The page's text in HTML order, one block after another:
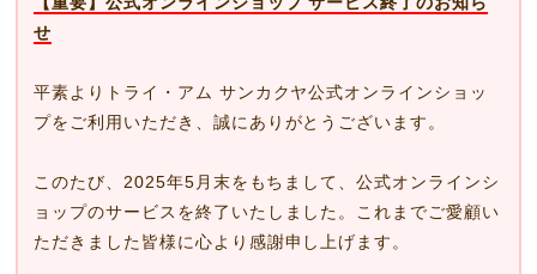
せ
平素よりトライ・アム サンカクヤ公式オンラインショッ
プをご利用いただき、誠にありがとうございます。
このたび、2025年5月末をもちまして、公式オンラインシ
ョップのサービスを終了いたしました。これまでご愛顧い
ただきました皆様に心より感謝申し上げます。